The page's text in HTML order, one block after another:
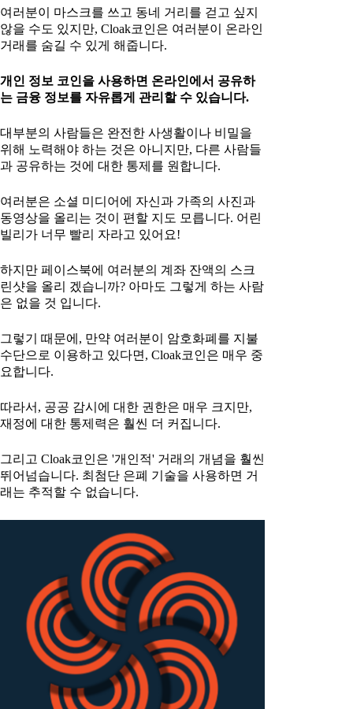
여러분이 마스크를 쓰고 동네 거리를 걷고 싶지
않을 수도 있지만, Cloak코인은 여러분이 온라인
거래를 숨길 수 있게 해줍니다.
개인 정보 코인을 사용하면 온라인에서 공유하
는 금융 정보를 자유롭게 관리할 수 있습니다.
대부분의 사람들은 완전한 사생활이나 비밀을
위해 노력해야 하는 것은 아니지만, 다른 사람들
과 공유하는 것에 대한 통제를 원합니다.
여러분은 소셜 미디어에 자신과 가족의 사진과
동영상을 올리는 것이 편할 지도 모릅니다. 어린
빌리가 너무 빨리 자라고 있어요!
하지만 페이스북에 여러분의 계좌 잔액의 스크
린샷을 올리 겠습니까? 아마도 그렇게 하는 사람
은 없을 것 입니다.
그렇기 때문에, 만약 여러분이 암호화폐를 지불
수단으로 이용하고 있다면, Cloak코인은 매우 중
요합니다.
따라서, 공공 감시에 대한 권한은 매우 크지만,
재정에 대한 통제력은 훨씬 더 커집니다.
그리고 Cloak코인은 '개인적' 거래의 개념을 훨씬
뛰어넘습니다. 최첨단 은폐 기술을 사용하면 거
래는 추적할 수 없습니다.